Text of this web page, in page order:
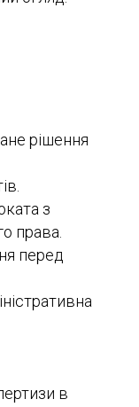
рішення
з
права.
перед
в